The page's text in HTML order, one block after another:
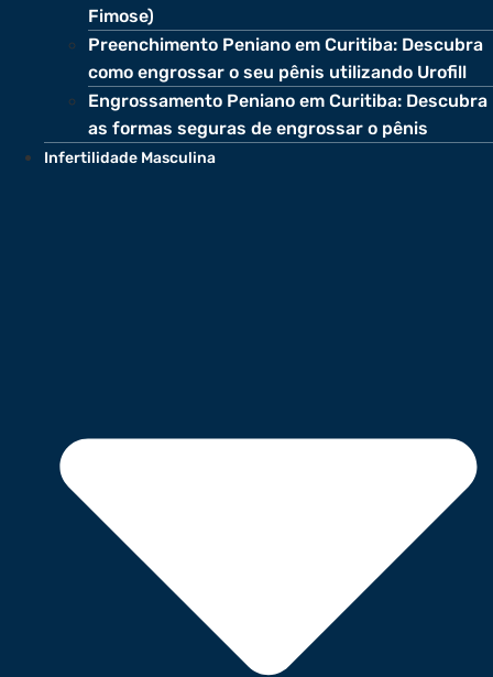
Fimose)
Preenchimento Peniano em Curitiba: Descubra
como engrossar o seu pênis utilizando Urofill
Engrossamento Peniano em Curitiba: Descubra
as formas seguras de engrossar o pênis
Infertilidade Masculina